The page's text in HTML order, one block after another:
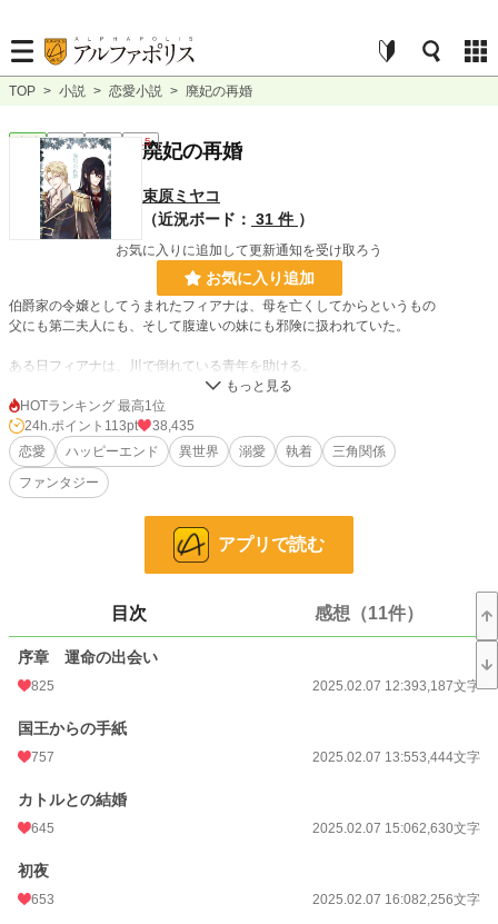
TOP > 小説 > 恋愛小説 > 廃妃の再婚
完結 長編 R15廃妃の再婚
束原ミヤコ
（近況ボード： 31 件 ）
お気に入りに追加して更新通知を受け取ろう
お気に入り追加
伯爵家の令嬢としてうまれたフィアナは、母を亡くしてからというもの
父にも第二夫人にも、そして腹違いの妹にも邪険に扱われていた。
ある日フィアナは、川で倒れている青年を助ける。
それから四年後、フィアナの元に国王から結婚の申し込みがくる。
身分差を気にしながらも断ることができず、フィアナは王妃となった。
あの時助けた青年は、国王になっていたのである。
「君を永遠に愛する」と約束をした国王カトル・エスタニアは
結婚してすぐに辺境にて部族の反乱が起こり、平定戦に向かう。
カトルはイルサナを寵愛しはじめる。
ユリシアスは先の戦いで怪我を負い、顔の半分を包帯で覆っている寡黙な男だっ
た。
引け目を感じながらフィアナはユリシアスと過ごすことになる。
だがユリシアスは何かを隠しているようだ。
小説 10,216 位 / 228,808 件
恋愛
お気に入り
HOTランキング 最高1位
24h.ポイント 113pt
38,435
恋愛
ハッピーエンド 異世界 溺愛 執着
三角関係
ファンタジー
アプリで読む
目次 感想（11件）
序章 運命の出会い
825 2025.02.07 12:393,187文字
国王からの手紙
757 2025.02.07 13:553,444文字
カトルとの結婚
645 2025.02.07 15:062,630文字
初夜
653 2025.02.07 16:082,256文字